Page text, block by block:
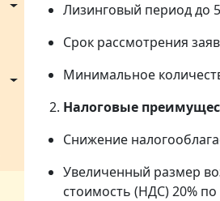
Лизинговый период до
Срок рассмотрения
Минимальное
Налоговые
Снижение
Увеличенный размер
стоимость (НДС) 20%